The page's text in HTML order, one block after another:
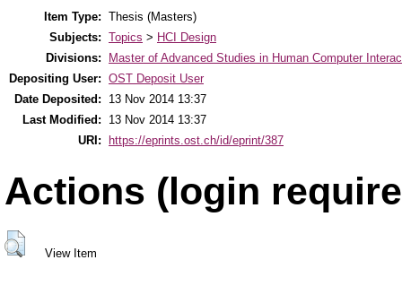
Item Type: Thesis (Masters)
Subjects: Topics > HCI Design
Divisions:
Master of Advanced Studies in Human Computer
Depositing User: OST Deposit User
Date Deposited:
13 Nov 2014 13:37
Last Modified:
13 Nov 2014 13:37
URI:
https://eprints.ost.ch/id/eprint/387
Actions (login
View Item